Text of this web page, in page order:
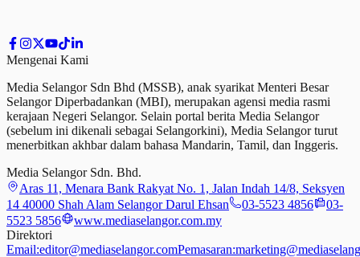
Mengenai Kami
Media Selangor Sdn Bhd (MSSB), anak syarikat Menteri Besar
Selangor Diperbadankan (MBI), merupakan agensi media rasmi
kerajaan Negeri Selangor. Selain portal berita Media Selangor
(sebelum ini dikenali sebagai Selangorkini), Media Selangor turut
menerbitkan akhbar dalam bahasa Mandarin, Tamil, dan Inggeris.
Media Selangor Sdn. Bhd.
Aras 11, Menara Bank Rakyat No. 1, Jalan Indah 14/8, Seksyen
14 40000 Shah Alam Selangor Darul Ehsan
03-5523 4856
03-
5523 5856
www.mediaselangor.com.my
Direktori
Email:editor@mediaselangor.comPemasaran: